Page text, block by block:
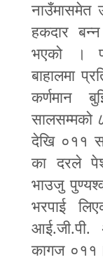
नाउँमासमेत
हकदार
भएको ।
बाहालमा
कर्णमान
सालसम्मको
देखि ०११
का दरले
भाउजु
भरपाई
कागज